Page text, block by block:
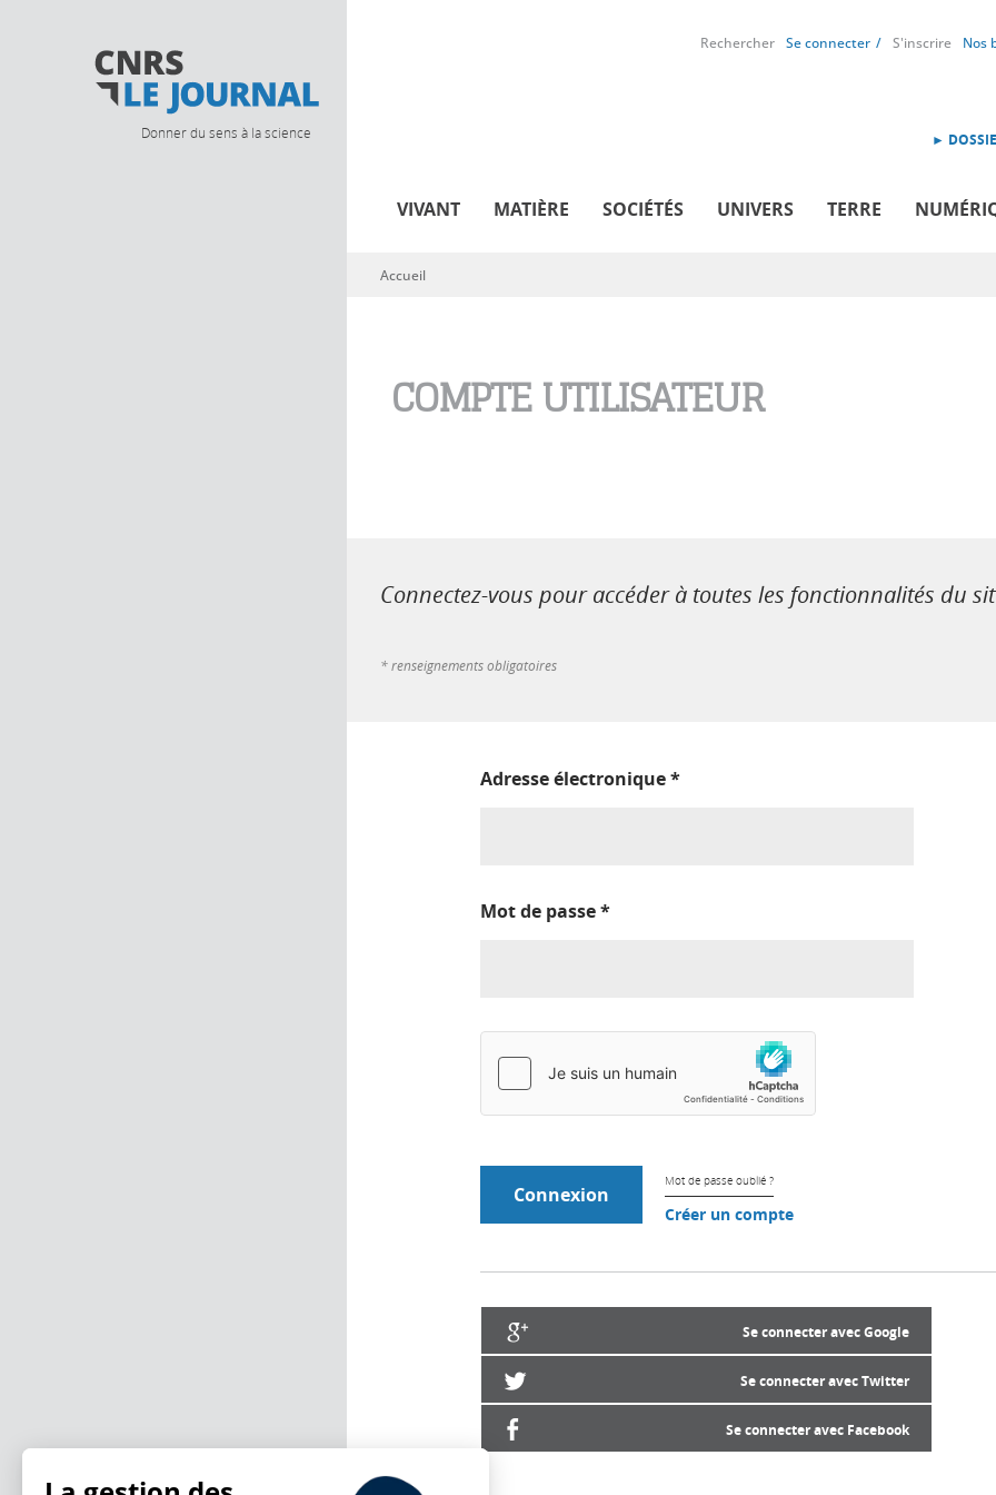
Donner du sens à la science
Rechercher Se connecter S'inscrire Nos
►
VIVANT MATIÈRE SOCIÉTÉS UNIVERS TERRE
Vous êtes ici
Accueil
COMPTE UTILISATEUR
Connectez-vous pour accéder à toutes les fonctionnalités du
* renseignements obligatoires
Adresse électronique*
Mot de passe*
Mot de passe oublié ?
Créer un compte
Se connecter avec Google
Se connecter avec Twitter
Se connecter avec Facebook